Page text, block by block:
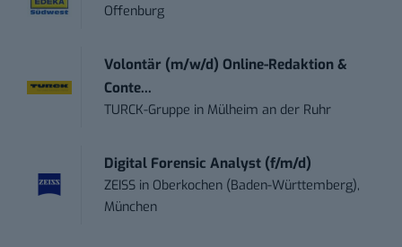
Offenburg
Volontär (m/w/d) Online-Redaktion &
Conte...
TURCK-Gruppe in Mülheim an der Ruhr
Digital Forensic Analyst (f/m/d)
ZEISS in Oberkochen (Baden-Württemberg),
München